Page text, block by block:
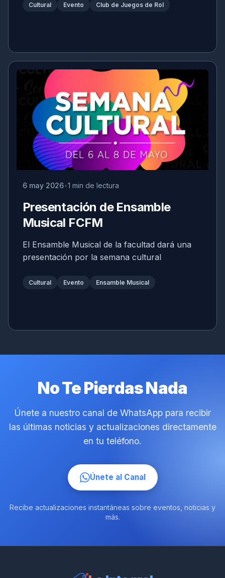
Cultural Evento Club de Juegos de Rol
6 may 2026 1 min de lectura
Presentación de Ensamble
Musical FCFM
El Ensamble Musical de la facultad dará una
presentación por la semana cultural
Cultural Evento Ensamble Musical
No Te Pierdas Nada
Únete a nuestro canal de WhatsApp para recibir
las últimas noticias y actualizaciones directamente
en tu teléfono.
Únete al Canal
Recibe actualizaciones instantáneas sobre eventos, noticias y
más.